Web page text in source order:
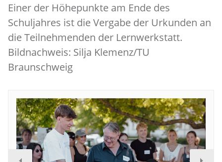
Einer der Höhepunkte am Ende des
Schuljahres ist die Vergabe der Urkunden an
die Teilnehmenden der Lernwerkstatt.
Bildnachweis: Silja Klemenz/TU
Braunschweig